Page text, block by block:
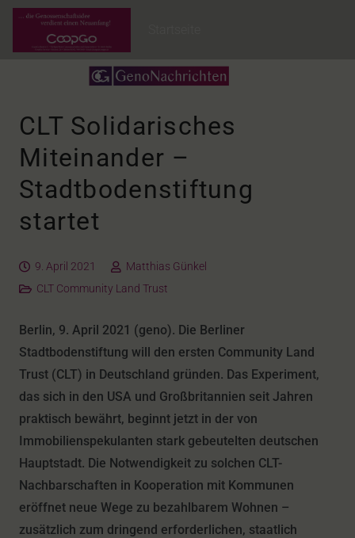
CLT Solidarisches
Miteinander –
Stadtbodenstiftung
startet
9. April 2021
Matthias Günkel
CLT Community Land Trust
Berlin, 9. April 2021 (geno). Die Berliner
Stadtbodenstiftung will den ersten Community Land
Trust (CLT) in Deutschland gründen. Das Experiment,
das sich in den USA und Großbritannien seit Jahren
praktisch bewährt, beginnt jetzt in der von
Immobilienspekulanten stark gebeutelten deutschen
Hauptstadt. Die Notwendigkeit zu solchen CLT-
Nachbarschaften in Kooperation mit Kommunen
eröffnet neue Wege zu bezahlbarem Wohnen –
zusätzlich zum dringend erforderlichen, staatlich